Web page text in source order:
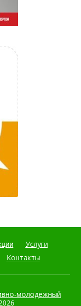
Услуги
Контакты
молодежный